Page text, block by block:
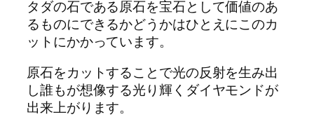
タダの石である原石を宝石として価値のあ
るものにできるかどうかはひとえにこのカ
ットにかかっています。
原石をカットすることで光の反射を生み出
し誰もが想像する光り輝くダイヤモンドが
出来上がります。